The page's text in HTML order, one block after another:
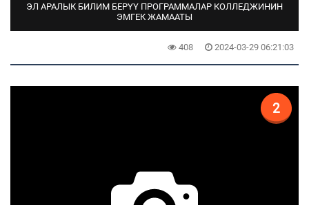
ЭЛ АРАЛЫК БИЛИМ БЕРҮҮ ПРОГРАММАЛАР КОЛЛЕДЖИНИН
ЭМГЕК ЖАМААТЫ
408 2024-03-29 06:21:03
2